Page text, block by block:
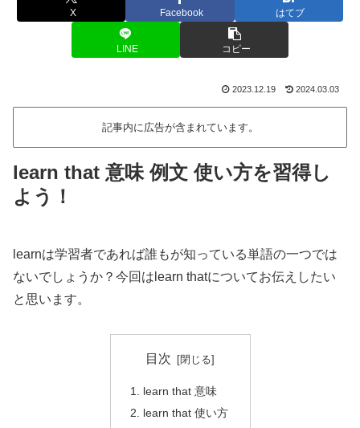
X Facebook はてブ
LINE コピー
2023.12.19 2024.03.03
記事内に広告が含まれています。
learn that 意味 例文 使い方を習得し
よう！
learnは学習者であれば誰もが知っている単語の一つでは
ないでしょうか？今回はlearn thatについてお伝えしたい
と思います。
目次
learn that 意味
learn that 使い方